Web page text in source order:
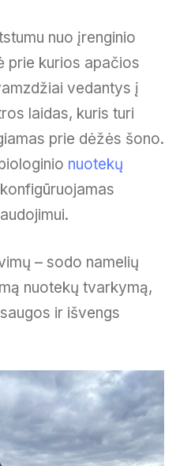
nuo įrenginio
prie kurios apačios
vedantys į
laidas, kuris turi
prie dėžės šono.
nuotekų
– sodo namelių
nuotekų tvarkymą,
ir išvengs